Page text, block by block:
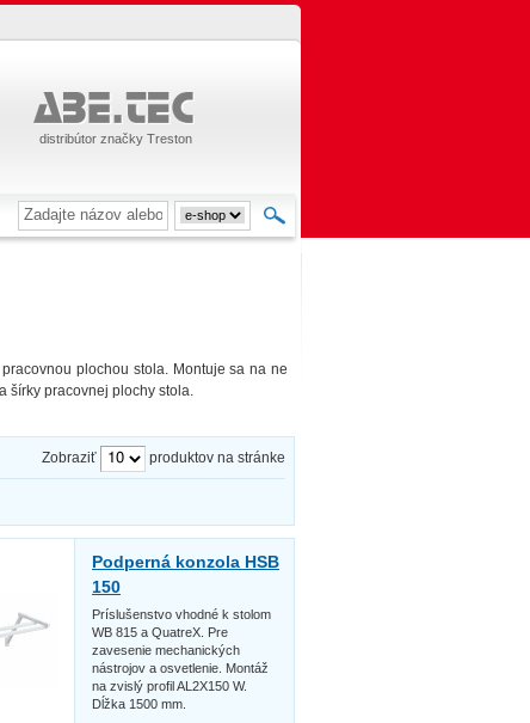
plochou stola. Montuje sa na ne
šírky pracovnej plochy stola.
Zobraziť produktov na stránke
Podperná konzola HSB
150
Príslušenstvo vhodné k stolom
WB 815 a QuatreX. Pre
zavesenie mechanických
nástrojov a osvetlenie. Montáž
na zvislý profil AL2X150 W.
Dĺžka 1500 mm.
distribútor značky Treston